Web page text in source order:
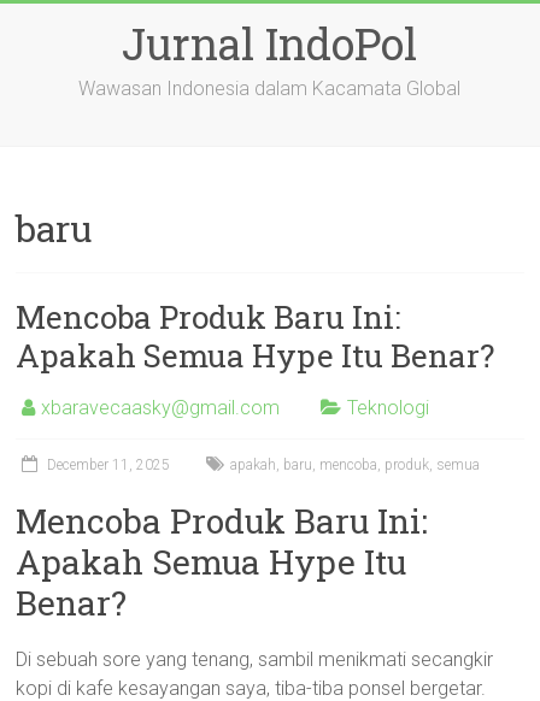
Jurnal IndoPol
Wawasan Indonesia dalam Kacamata Global
baru
Mencoba Produk Baru Ini:
Apakah Semua Hype Itu Benar?
xbaravecaasky@gmail.com Teknologi
December 11, 2025 apakah, baru, mencoba, produk, semua
Mencoba Produk Baru Ini:
Apakah Semua Hype Itu
Benar?
Di sebuah sore yang tenang, sambil menikmati secangkir
kopi di kafe kesayangan saya, tiba-tiba ponsel bergetar.